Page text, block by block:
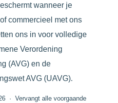
wanneer je
commercieel met ons
ons in voor volledige
Verordening
(AVG) en de
AVG (UAVG).
· Vervangt alle voorgaande